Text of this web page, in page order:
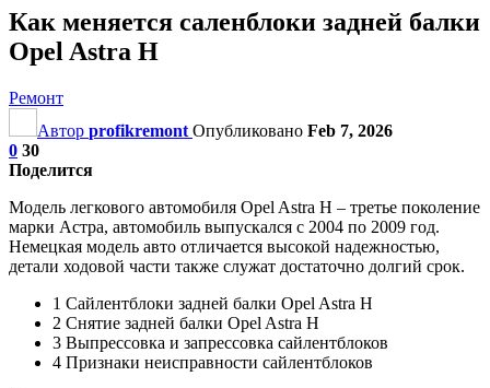
Как меняется саленблоки задней балки
Opel Astra H
Ремонт
Автор profikremont Опубликовано Feb 7, 2026
0 30
Поделится
Модель легкового автомобиля Opel Astra H – третье поколение
марки Астра, автомобиль выпускался с 2004 по 2009 год.
Немецкая модель авто отличается высокой надежностью,
детали ходовой части также служат достаточно долгий срок.
1 Сайлентблоки задней балки Opel Astra H
2 Снятие задней балки Opel Astra H
3 Выпрессовка и запрессовка сайлентблоков
4 Признаки неисправности сайлентблоков